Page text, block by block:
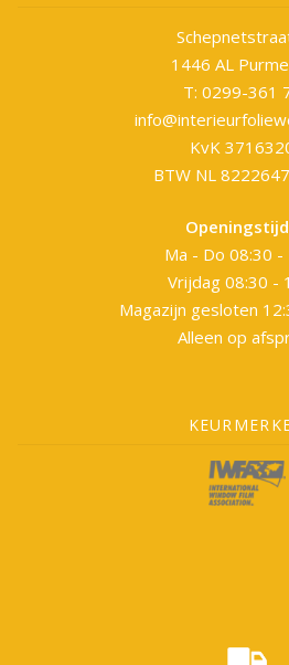
1446 AL
T: 0299-361
KvK
BTW NL
Ma - Do 08:30 -
Vrijdag 08:30 -
Magazijn gesloten
Alleen op